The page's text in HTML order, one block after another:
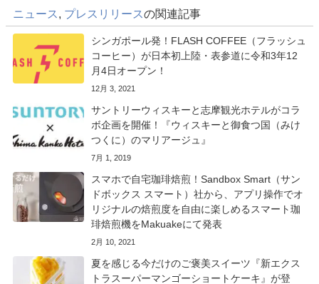
ニュース プレスリリースの関連記事
シンガポール発！FLASH COFFEE（フラッシュ
コーヒー）が日本初上陸・表参道に令和3年12
月4日オープン！
12月 3, 2021
サントリーウィスキーと志摩観光ホテルがコラ
ボ企画を開催！『ウィスキーと御食つ国（みけ
つくに）のマリアージュ』
7月 1, 2019
スマホで自宅珈琲焙煎！Sandbox Smart（サン
ドボックス スマート）社から、アプリ操作でオ
リジナルの焙煎度を自由に楽しめるスマート珈
琲焙煎機をMakuakeにて発表
2月 10, 2021
夏を感じる今だけのご褒美スイーツ『新エクス
トラスーパーマンゴーショートケーキ』が登